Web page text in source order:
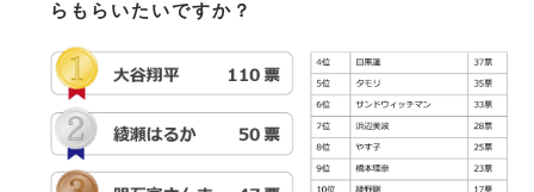
らもらいたいですか？